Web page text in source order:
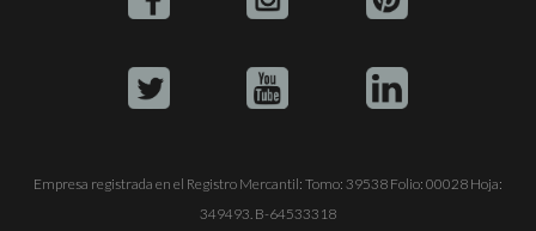
Empresa registrada en el Registro Mercantil: Tomo: 39538 Folio: 00028 Hoja:
349493. B-64533318